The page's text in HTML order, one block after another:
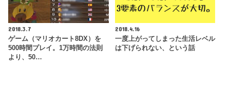
2018.3.7
ゲーム（マリオカート8DX）を
500時間プレイ。1万時間の法則
より、50…
2018.4.16
一度上がってしまった生活レベル
は下げられない、という話